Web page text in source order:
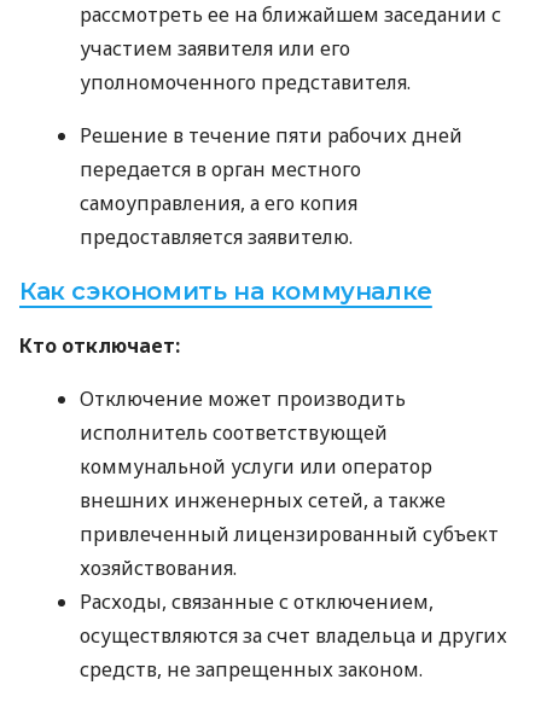
рассмотреть ее на ближайшем заседании с
участием заявителя или его
уполномоченного представителя.
Решение в течение пяти рабочих дней
передается в орган местного
самоуправления, а его копия
предоставляется заявителю.
Как сэкономить на коммуналке
Кто отключает:
Отключение может производить
исполнитель соответствующей
коммунальной услуги или оператор
внешних инженерных сетей, а также
привлеченный лицензированный субъект
хозяйствования.
Расходы, связанные с отключением,
осуществляются за счет владельца и других
средств, не запрещенных законом.